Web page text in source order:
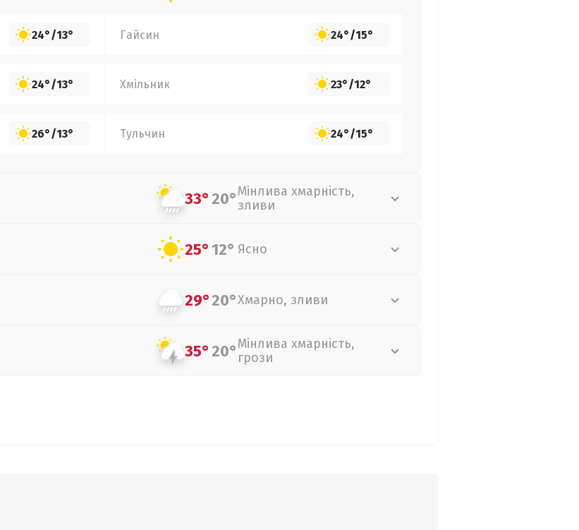
24°/13° Гайсин 24°/15°
24°/13° Хмільник 23°/12°
26°/13° Тульчин 24°/15°
33°20°Мінлива хмарність,
зливи
25°12° Ясно
29°20°Хмарно, зливи
35°20°Мінлива хмарність,
грози